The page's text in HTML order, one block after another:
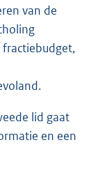
van de
lid gaat
en een